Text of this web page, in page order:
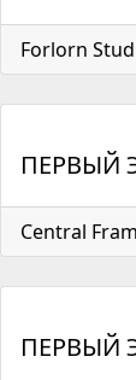
Forlorn
ПЕРВЫЙ
Central
ПЕРВЫЙ